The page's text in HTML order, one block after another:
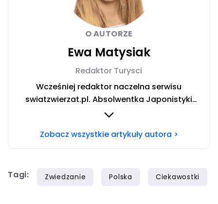
O AUTORZE
Ewa Matysiak
Redaktor Turysci
Wcześniej redaktor naczelna serwisu
swiatzwierzat.pl. Absolwentka Japonistyki
Uniwersytetu Warszawskiego. W trakcie
badania nad relacją człowiek-pies oraz roli
poszukująca szczęścia w licznych pasjach.
Zobacz wszystkie artykuły autora >
Tagi: Zwiedzanie Polska Ciekawostki